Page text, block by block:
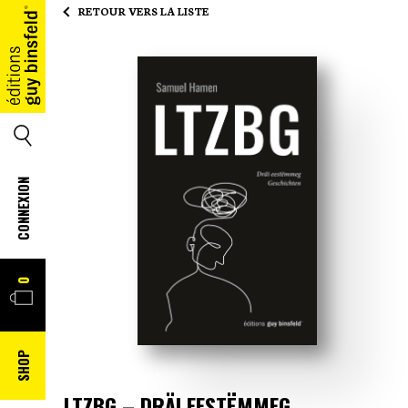
ACCUEIL
SEARCH
CONNEXION
PANIER
0
SHOP
RETOUR VERS LA LISTE